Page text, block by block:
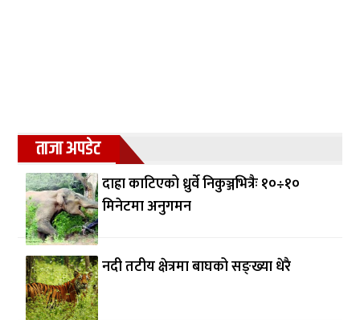
ताजा अपडेट
दाह्रा काटिएको ध्रुर्वे निकुञ्जभित्रैः १०÷१०
मिनेटमा अनुगमन
नदी तटीय क्षेत्रमा बाघको सङ्ख्या धेरै